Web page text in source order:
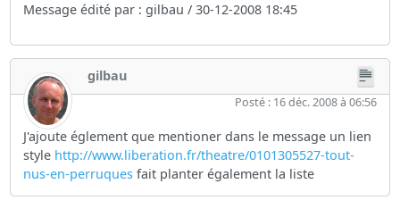
Message édité par : gilbau / 30-12-2008 18:45
gilbau
Posté : 16 déc. 2008 à 06:56
J'ajoute églement que mentioner dans le message un lien
style http://www.liberation.fr/theatre/0101305527-tout-
nus-en-perruques fait planter également la liste